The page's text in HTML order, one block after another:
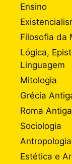
Ensino
Filosofia da
Lógica,
Linguagem
Mitologia
Grécia
Roma Antiga
Sociologia
Antropologia
Estética e